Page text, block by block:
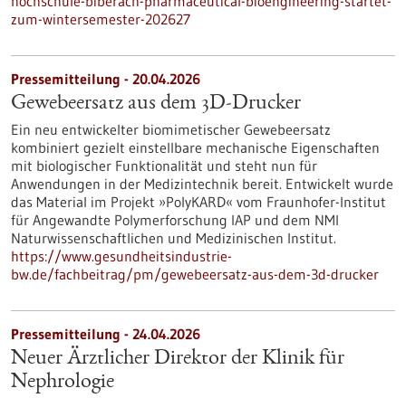
zum-wintersemester-202627
Pressemitteilung - 20.04.2026
Gewebeersatz aus dem 3D-Drucker
Ein neu entwickelter biomimetischer Gewebeersatz
kombiniert gezielt einstellbare mechanische Eigenschaften
mit biologischer Funktionalität und steht nun für
Anwendungen in der Medizintechnik bereit. Entwickelt wurde
das Material im Projekt »PolyKARD« vom Fraunhofer-Institut
für Angewandte Polymerforschung IAP und dem NMI
Naturwissenschaftlichen und Medizinischen Institut.
https://www.gesundheitsindustrie-
bw.de/fachbeitrag/pm/gewebeersatz-aus-dem-3d-drucker
Pressemitteilung - 24.04.2026
Neuer Ärztlicher Direktor der Klinik für
Nephrologie